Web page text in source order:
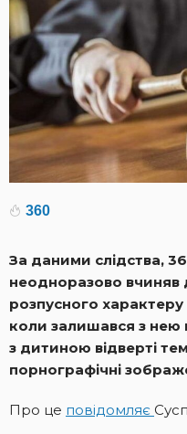
360
За даними слідства,
неодноразово вчиняв
розпусного
коли залишався з нею
з дитиною відверті
порнографічні
Про це повідомляє